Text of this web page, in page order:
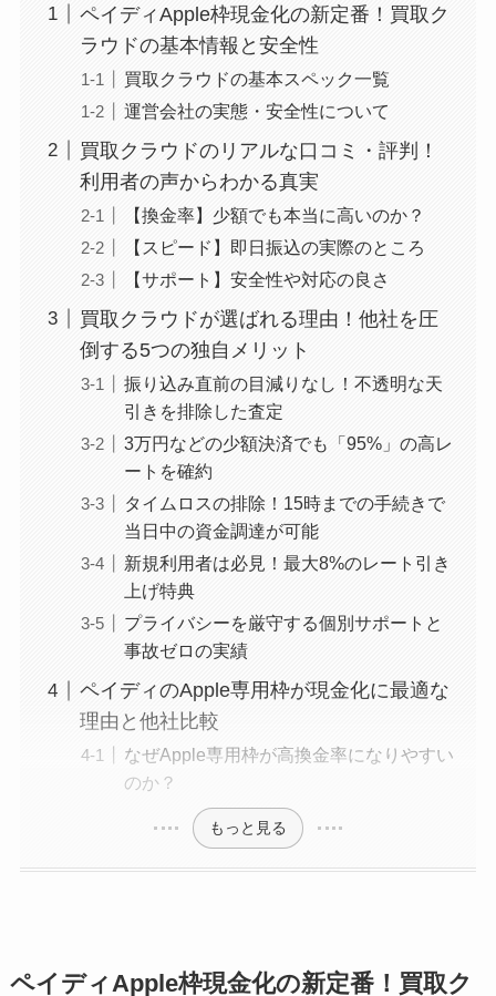
ペイディApple枠現金化の新定番！買取ク
ラウドの基本情報と安全性
買取クラウドの基本スペック一覧
運営会社の実態・安全性について
買取クラウドのリアルな口コミ・評判！
利用者の声からわかる真実
【換金率】少額でも本当に高いのか？
【スピード】即日振込の実際のところ
【サポート】安全性や対応の良さ
買取クラウドが選ばれる理由！他社を圧
倒する5つの独自メリット
振り込み直前の目減りなし！不透明な天
引きを排除した査定
3万円などの少額決済でも「95%」の高レ
ートを確約
タイムロスの排除！15時までの手続きで
当日中の資金調達が可能
新規利用者は必見！最大8%のレート引き
上げ特典
プライバシーを厳守する個別サポートと
事故ゼロの実績
ペイディのApple専用枠が現金化に最適な
理由と他社比較
なぜApple専用枠が高換金率になりやすい
のか？
もっと見る
ペイディApple枠現金化の新定番！買取ク